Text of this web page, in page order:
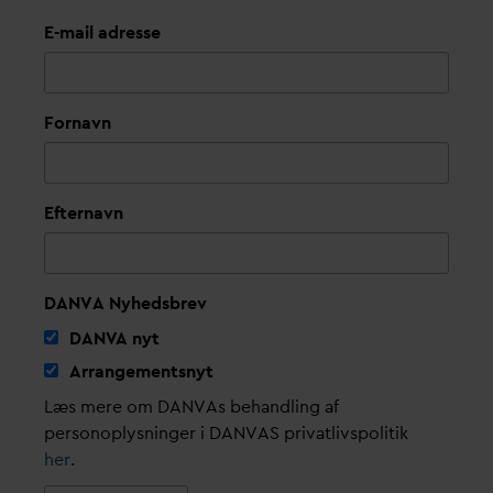
E-mail adresse
Fornavn
Efternavn
DANVA Nyhedsbrev
DANVA nyt
Arrangementsnyt
Læs mere om DANVAs behandling af
personoplysninger i DANVAS privatlivspolitik
her.